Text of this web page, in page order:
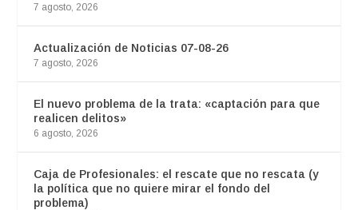
7 agosto, 2026
Actualización de Noticias 07-08-26
7 agosto, 2026
El nuevo problema de la trata: «captación para que
realicen delitos»
6 agosto, 2026
Caja de Profesionales: el rescate que no rescata (y
la política que no quiere mirar el fondo del
problema)